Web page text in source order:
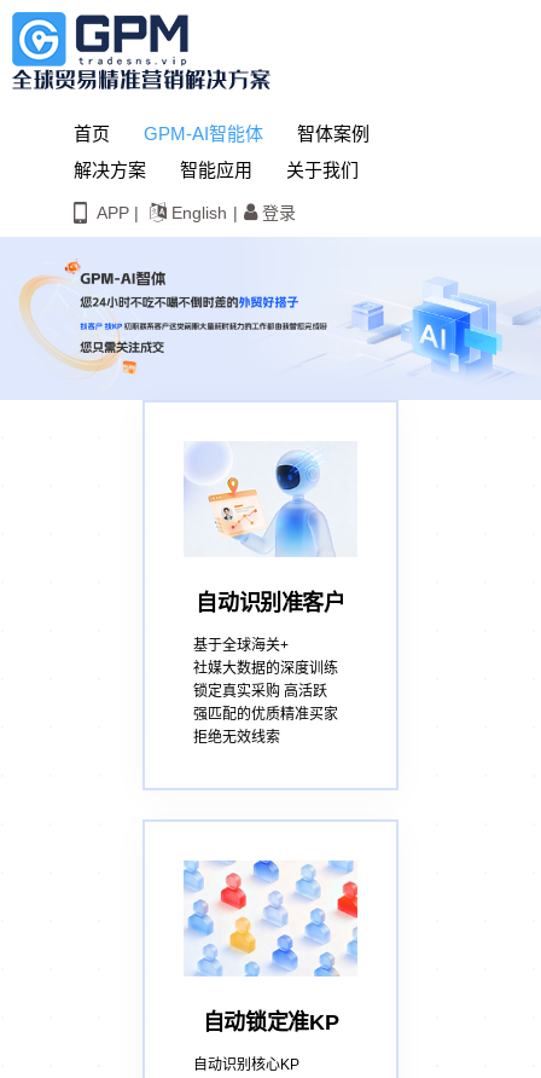
首页 GPM-AI智能体
智体案例
解决方案
智能应用 关于我们
APP | English | 登录
自动识别准客户
基于全球海关+
社媒大数据的深度训练
锁定真实采购 高活跃
强匹配的优质精准买家
拒绝无效线索
自动锁定准KP
自动识别核心KP